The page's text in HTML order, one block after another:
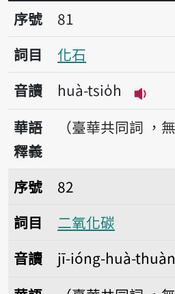
序號81化石
序號
81
詞目
化石
音讀
huà-tsio̍h
播放
華語
釋義
（臺華共同詞 ，
序號82二氧化碳
序號
82
詞目
二氧化碳
音讀
jī-ióng-huà-